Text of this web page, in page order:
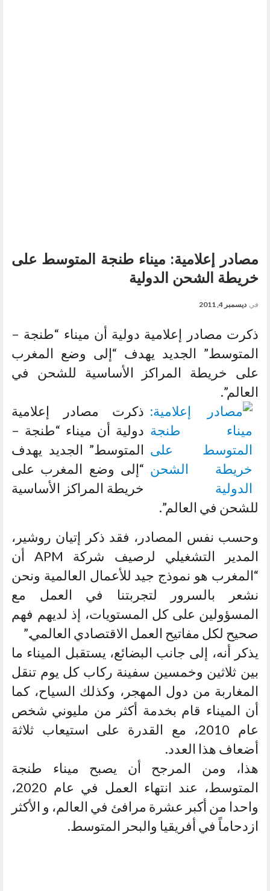
مصادر إعلامية: ميناء طنجة المتوسط على
خريطة الشحن الدولية
في ديسمبر 4, 2011
ذكرت مصادر إعلامية دولية أن ميناء “طنجة –
المتوسط” الجديد يهدف “إلى وضع المغرب
على خريطة المراكز الأساسية للشحن في
العالم”.
ذكرت مصادر إعلامية
دولية أن ميناء “طنجة –
المتوسط” الجديد يهدف
“إلى وضع المغرب على
خريطة المراكز الأساسية
للشحن في العالم”.
وحسب نفس المصادر، فقد ذكر إتيان روشير،
المدير التشغيلي لرصيف شركة APM أن
“المغرب هو نموذج جيد للأعمال العالمية ونحن
نشعر بالسرور لتجربتنا في العمل مع
المسؤولين على كل المستويات، إذ لديهم فهم
صحيح لكل مفاتيح العمل الاقتصادي العالمي.”
يذكر أنه، إلى جانب البضائع، يستقبل الميناء ما
بين ثلاثين وخمسين سفينة ركاب كل يوم تنقل
المغاربة من دول المهجر، وكذلك السياح، كما
أن الميناء قام بخدمة أكثر من مليوني شخص
عام 2010، مع القدرة على استيعاب ثلاثة
أضعاف هذا العدد.
هذا، ومن المرجح أن يصبح ميناء طنجة
المتوسط، عند انتهاء العمل في عام 2020،
واحدا من أكبر عشرة مرافئ في العالم، و الأكثر
ازدحاماً في أفريقيا والبحر المتوسط.